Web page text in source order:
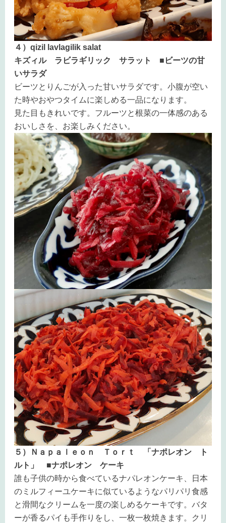
４）qizil lavlagilik salat
キズィル ラビラギリック サラット ■ビーツの甘
いサラダ
ビーツとりんごが入った甘いサラダです。小腹が空い
た時やおやつタイムに楽しめる一品になります。
見た目もきれいです。フルーツと根菜の一体感のある
おいしさを、お楽しみください。
５）Ｎａｐａｌｅｏｎ Ｔｏｒｔ 「ナポレオン ト
ルト」 ■ナポレオン ケーキ
誰も子供の時から食べているナパレオンケーキ、日本
のミルフィーユケーキに似ているようなパリパリ食感
と滑間なクリームを一度の楽しめるケーキです。バタ
ーが香るパイも手作りをし、一枚一枚焼きます。クリ